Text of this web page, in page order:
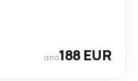
από188 EUR